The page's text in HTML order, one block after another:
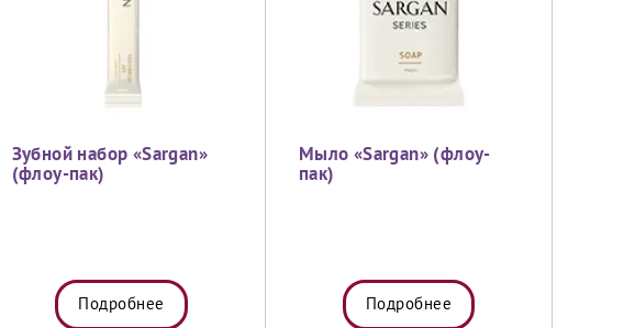
Зубной набор «Sargan»
(флоу-пак)
Подробнее
Мыло «Sargan» (флоу-
пак)
Подробнее